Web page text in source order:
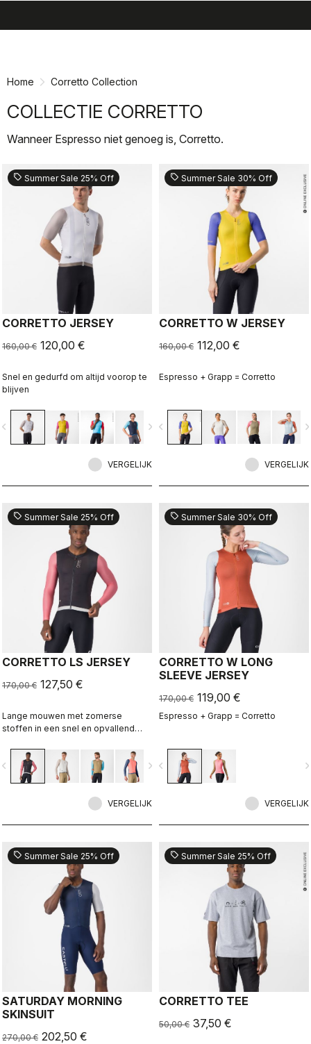
Home Corretto Collection
COLLECTIE CORRETTO
Wanneer Espresso niet genoeg is, Corretto.
sell Summer Sale 25% Off
CORRETTO JERSEY
160,00 € 120,00 €
Snel en gedurfd om altijd voorop te
blijven
navigate_next
VERGELIJK
sell Summer Sale 30% Off
CORRETTO W JERSEY
160,00 € 112,00 €
Espresso + Grapp = Corretto
navigate_before
VERGELIJK
sell Summer Sale 25% Off
CORRETTO LS JERSEY
170,00 € 127,50 €
Lange mouwen met zomerse
stoffen in een snel en opvallend
navigate_next
VERGELIJK
sell Summer Sale 30% Off
CORRETTO W LONG
SLEEVE JERSEY
170,00 € 119,00 €
Espresso + Grapp = Corretto
navigate_before
VERGELIJK
sell Summer Sale 25% Off
SATURDAY MORNING
SKINSUIT
270,00 € 202,50 €
sell Summer Sale 25% Off
CORRETTO TEE
50,00 € 37,50 €